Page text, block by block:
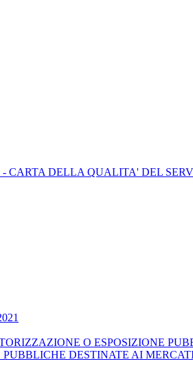
- CARTA DELLA QUALITA' DEL
O ESPOSIZIONE
DESTINATE AI